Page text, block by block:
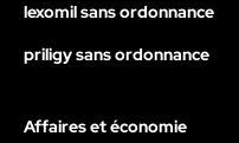
lexomil sans ordonnance
priligy sans ordonnance
Affaires et économie